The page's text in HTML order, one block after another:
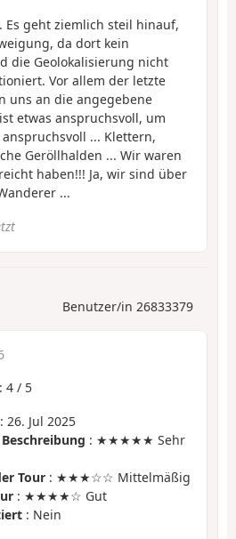
Es geht ziemlich steil hinauf,
da dort kein
die Geolokalisierung nicht
Vor allem der letzte
uns an die angegebene
etwas anspruchsvoll, um
... Klettern,
Geröllhalden ... Wir waren
haben!!! Ja, wir sind über
...
Benutzer/in 26833379
: 4 / 5
: 26. Jul 2025
: ★★★★★ Sehr
Tour : ★★★☆☆ Mittelmäßig
: ★★★★☆ Gut
: Nein